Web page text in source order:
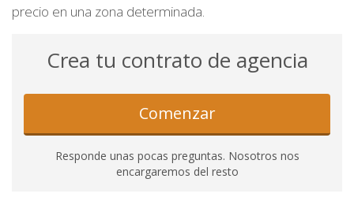
precio en una zona determinada.
Crea tu contrato de agencia
Comenzar
Responde unas pocas preguntas. Nosotros nos
encargaremos del resto